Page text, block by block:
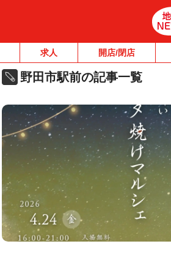
求人 開店/閉店
野田市駅前の記事一覧